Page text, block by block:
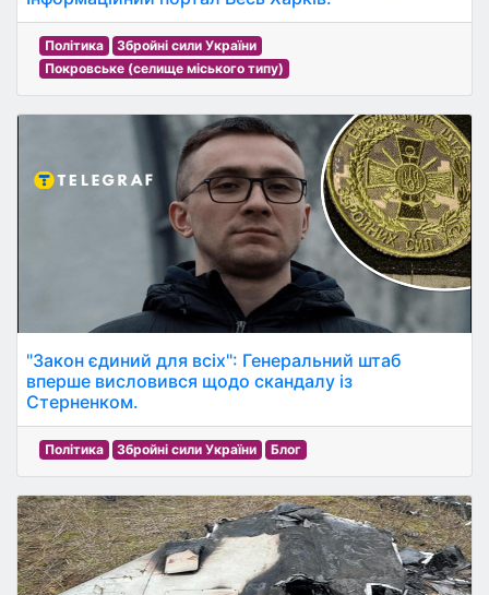
Політика
Збройні сили України
Покровське (селище міського типу)
"Закон єдиний для всіх": Генеральний штаб
вперше висловився щодо скандалу із
Стерненком.
Політика Збройні сили України Блог